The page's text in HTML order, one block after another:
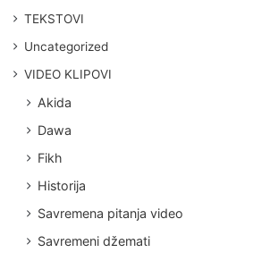
TEKSTOVI
Uncategorized
VIDEO KLIPOVI
Akida
Dawa
Fikh
Historija
Savremena pitanja video
Savremeni džemati